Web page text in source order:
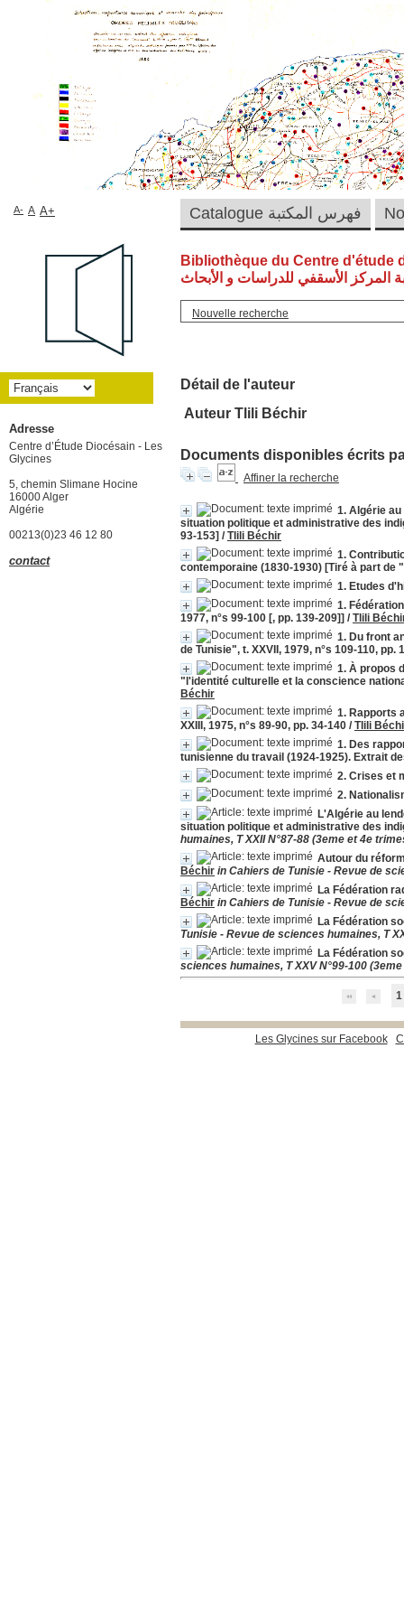
Bibliothèque du Centre d'étude
المركز الأسقفي للدراسات و الأبحاث
Nouvelle recherche
Détail de l'auteur
Auteur Tlili Béchir
Documents disponibles écrits
Affiner la recherche
1. Algérie
situation politique et administrative des
93-153] /Tlili Béchir
1.
contemporaine (1830-1930) [Tiré à part de
1. Etudes
1.
1977, n°s 99-100 [, pp. 139-209]] /Tlili
1. Du front
de Tunisie", t. XXVII, 1979, n°s 109-110, pp.
1. À propos
"l'identité culturelle et la conscience
Béchir
1. Rapports
XXIII, 1975, n°s 89-90, pp. 34-140 /Tlili
1. Des
tunisienne du travail (1924-1925). Extrait
2. Crises et
2.
L'Algérie au
situation politique et administrative des
humaines, T XXII N°87-88 (3eme et 4e
Autour du
Béchir in Cahiers de Tunisie - Revue de
La Fédération
Béchir in Cahiers de Tunisie - Revue de
La Fédération
Tunisie - Revue de sciences humaines, T
La Fédération
sciences humaines, T XXV N°99-100
1
Les Glycines sur Facebook
Catalogue فهرس المكتبة A- A A+
Adresse
Centre d’Étude Diocésain - Les
Glycines
5, chemin Slimane Hocine
16000 Alger
Algérie
00213(0)23 46 12 80
contact